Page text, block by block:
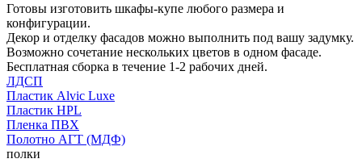
Готовы изготовить шкафы-купе любого размера и
конфигурации.
Декор и отделку фасадов можно выполнить под вашу задумку.
Возможно сочетание нескольких цветов в одном фасаде.
Бесплатная сборка в течение 1-2 рабочих дней.
ЛДСП
Пластик Alvic Luxe
Пластик HPL
Пленка ПВХ
Полотно АГТ (МДФ)
полки